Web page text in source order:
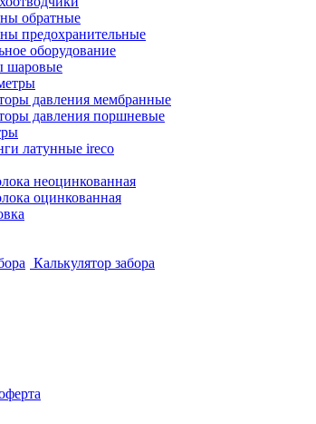
обратные
предохранительные
оборудование
шаровые
давления мембранные
давления поршневые
латунные ireco
неоцинкованная
оцинкованная
Калькулятор забора